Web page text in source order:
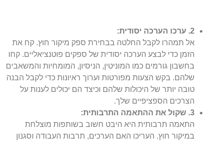
2. ערכו הערכה יסודית:
אל תמהרו לקבל החלטה בבחירת ספק מיקור חוץ. קח את
הזמן כדי לבצע הערכה יסודית של ספקים פוטנציאליים. קחו
בחשבון גורמים כמו המוניטין, הניסיון, המומחיות והמשאבים
שלהם. בקש הצעות מפורטות וערוך ראיונות כדי לקבל הבנה
טובה יותר של היכולות שלהם וכיצד הם יכולים לענות על
הצרכים הספציפיים שלך.
3. שקול את ההתאמה התרבותית:
התאמה תרבותית היא היבט חשוב בשותפות מוצלחת
במיקור חוץ. העריכו האם הערכים, תרבות העבודה וסגנון